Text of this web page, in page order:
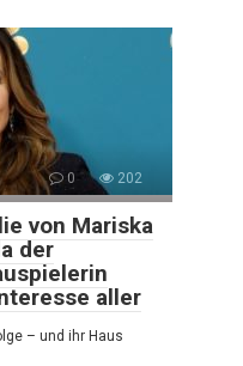
0 202
von Mariska
der
aller
– und ihr Haus